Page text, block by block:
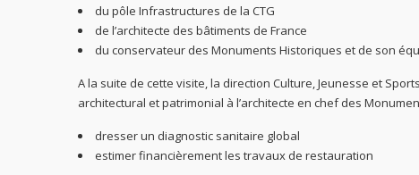
du pôle Infrastructures de la CTG
de l’architecte des bâtiments de France
du conservateur des Monuments Historiques et de son
A la suite de cette visite, la direction Culture, Jeunesse et
architectural et patrimonial à l’architecte en chef des
dresser un diagnostic sanitaire global
estimer financièrement les travaux de restauration